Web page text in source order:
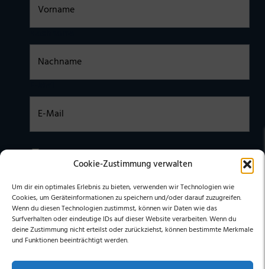
Cookie-Zustimmung verwalten
Um dir ein optimales Erlebnis zu bieten, verwenden wir Technologien wie
Cookies, um Geräteinformationen zu speichern und/oder darauf zuzugreifen.
Wenn du diesen Technologien zustimmst, können wir Daten wie das
Surfverhalten oder eindeutige IDs auf dieser Website verarbeiten. Wenn du
deine Zustimmung nicht erteilst oder zurückziehst, können bestimmte Merkmale
und Funktionen beeinträchtigt werden.
genommen. Ich stimme zu, dass meine Daten elektronisch
Einwilligung jederzeit für die Zukunft per E-Mail an
stephan@stephangrabmeier.de widerrufen.)